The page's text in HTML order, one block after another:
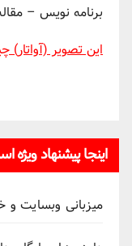
برنامه نویس –
این تصویر
اینجا پیشنهاد ویژه
میزبانی وبسایت و